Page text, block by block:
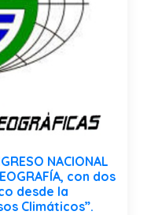
NACIONAL
con dos
desde la
Climáticos”.